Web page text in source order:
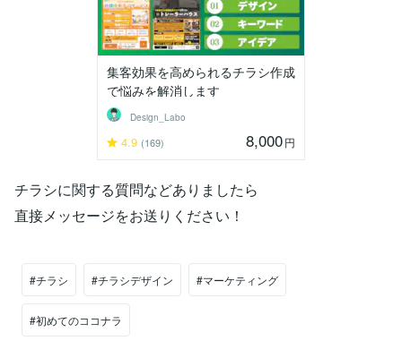
集客効果を高められるチラシ作成
で悩みを解消します
Design_Labo
4.9 (169) 8,000円
チラシに関する質問などありましたら
直接メッセージをお送りください！
#チラシ #チラシデザイン #マーケティング
#初めてのココナラ